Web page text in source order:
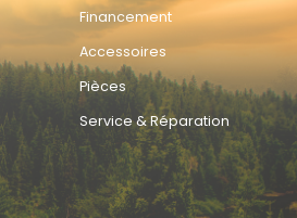
Financement
Accessoires
Pièces
Service & Réparation